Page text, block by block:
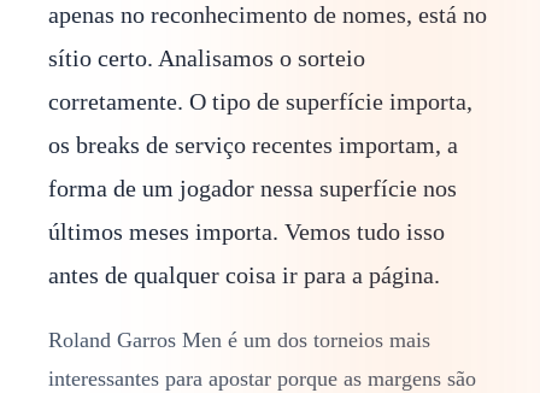
apenas no reconhecimento de nomes, está no
sítio certo. Analisamos o sorteio
corretamente. O tipo de superfície importa,
os breaks de serviço recentes importam, a
forma de um jogador nessa superfície nos
últimos meses importa. Vemos tudo isso
antes de qualquer coisa ir para a página.
Roland Garros Men é um dos torneios mais
interessantes para apostar porque as margens são